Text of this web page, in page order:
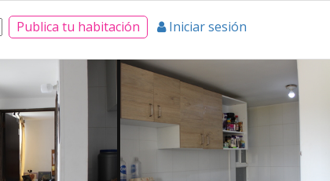
Publica tu habitación Iniciar sesión